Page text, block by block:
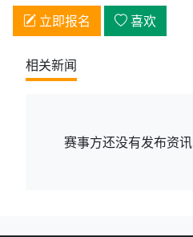
立即报名 喜欢
相关新闻
赛事方还没有发布资讯